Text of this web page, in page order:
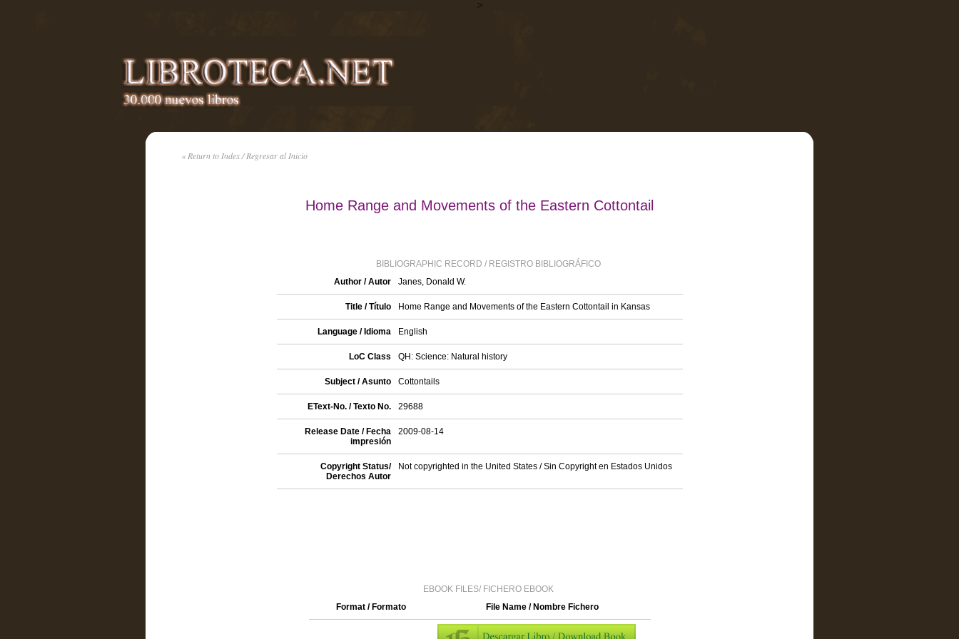
>
« Return to Index / Regresar al Inicio
Home Range and Movements of the Eastern Cottontail
BIBLIOGRAPHIC RECORD / REGISTRO BIBLIOGRÁFICO
Author / Autor
Janes, Donald W.
Title / Título Home Range and Movements of the Eastern Cottontail in Kansas
Language / Idioma English
LoC Class QH: Science: Natural history
Subject / Asunto Cottontails
EText-No. / Texto No. 29688
Release Date / Fecha
impresión
2009-08-14
Copyright Status/
Derechos Autor
Not copyrighted in the United States / Sin Copyright en Estados Unidos
EBOOK FILES/ FICHERO EBOOK
Format / Formato
File Name / Nombre Fichero